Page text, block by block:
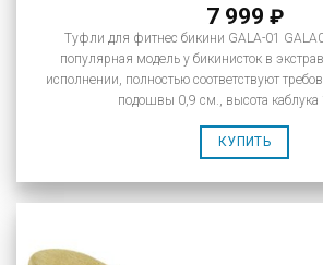
7 999 ₽
Туфли для фитнес бикини GALA-01
популярная модель у бикинисток в
исполнении, полностью соответствуют
подошвы 0,9 см., высота каблука
КУПИТЬ